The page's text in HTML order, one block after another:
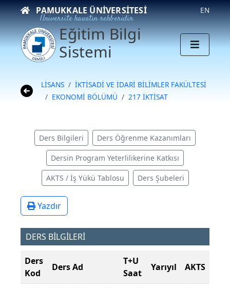
PAMUKKALE ÜNIVERSITESI
Üniversite hayatın rehberidir
EN
Eğitim Bilgi
Sistemi
LİSANS
İKTİSADİ VE İDARİ BİLİMLER FAKÜLTESİ
EKONOMİ BÖLÜMÜ
217 İKTİSAT
Ders Bilgileri Ders Öğrenme Kazanımları
Dersin Program Yeterlilikerine Katkısı
AKTS / İş Yükü Tablosu Ders Şubeleri
Yazdır
DERS BİLGİLERİ
Ders
Kod
Ders Ad
T+U
Saat
Yarıyıl AKTS